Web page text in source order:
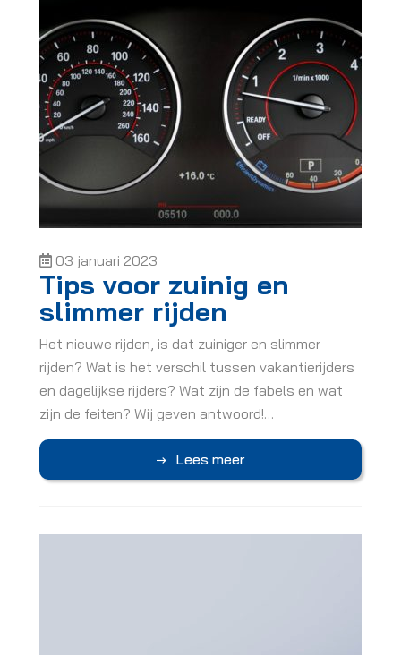
03 januari 2023
Tips voor zuinig en
slimmer rijden
Het nieuwe rijden, is dat zuiniger en slimmer
rijden? Wat is het verschil tussen vakantierijders
en dagelijkse rijders? Wat zijn de fabels en wat
zijn de feiten? Wij geven antwoord!…
Lees meer